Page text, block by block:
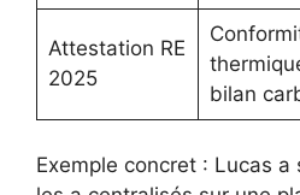
Attestation RE
2025
bilan
Exemple concret : Lucas